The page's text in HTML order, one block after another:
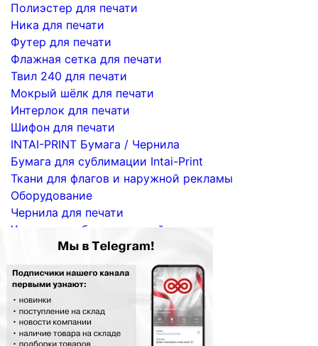
Полиэстер для печати
Ника для печати
Футер для печати
Флажная сетка для печати
Твил 240 для печати
Мокрый шёлк для печати
Интерлок для печати
Шифон для печати
INTAI-PRINT Бумага / Чернила
Бумага для сублимации Intai-Print
Ткани для флагов и наружной рекламы
Оборудование
Чернила для печати
Услуги по сублимационной печати